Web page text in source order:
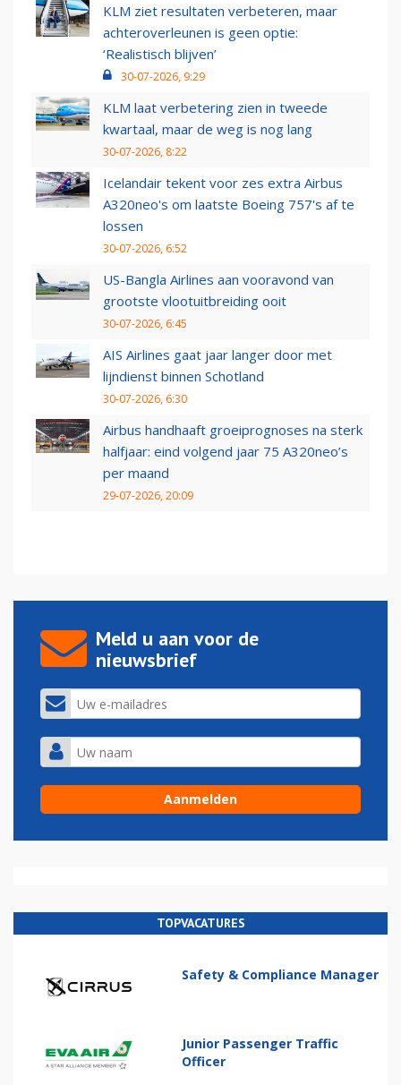
KLM ziet resultaten verbeteren, maar
achteroverleunen is geen optie:
‘Realistisch blijven’
30-07-2026, 9:29
KLM laat verbetering zien in tweede
kwartaal, maar de weg is nog lang
30-07-2026, 8:22
Icelandair tekent voor zes extra Airbus
A320neo's om laatste Boeing 757's af te
lossen
30-07-2026, 6:52
US-Bangla Airlines aan vooravond van
grootste vlootuitbreiding ooit
30-07-2026, 6:45
AIS Airlines gaat jaar langer door met
lijndienst binnen Schotland
30-07-2026, 6:30
Airbus handhaaft groeiprognoses na sterk
halfjaar: eind volgend jaar 75 A320neo’s
per maand
29-07-2026, 20:09
Meld u aan voor de
nieuwsbrief
TOPVACATURES
Safety & Compliance Manager
Junior Passenger Traffic
Officer